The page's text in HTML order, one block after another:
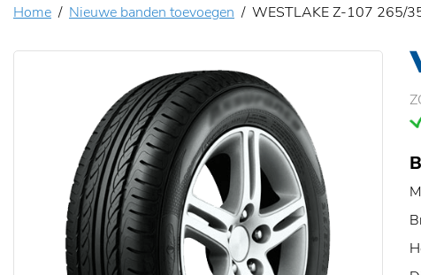
Home
Nieuwe banden toevoegen WESTLAKE Z-107 265/